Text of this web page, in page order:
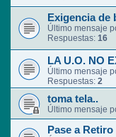
Exigencia de
Último mensaje
Respuestas: 16
LA U.O. NO
Último mensaje
Respuestas: 2
toma tela..
Último mensaje
Pase a Retiro